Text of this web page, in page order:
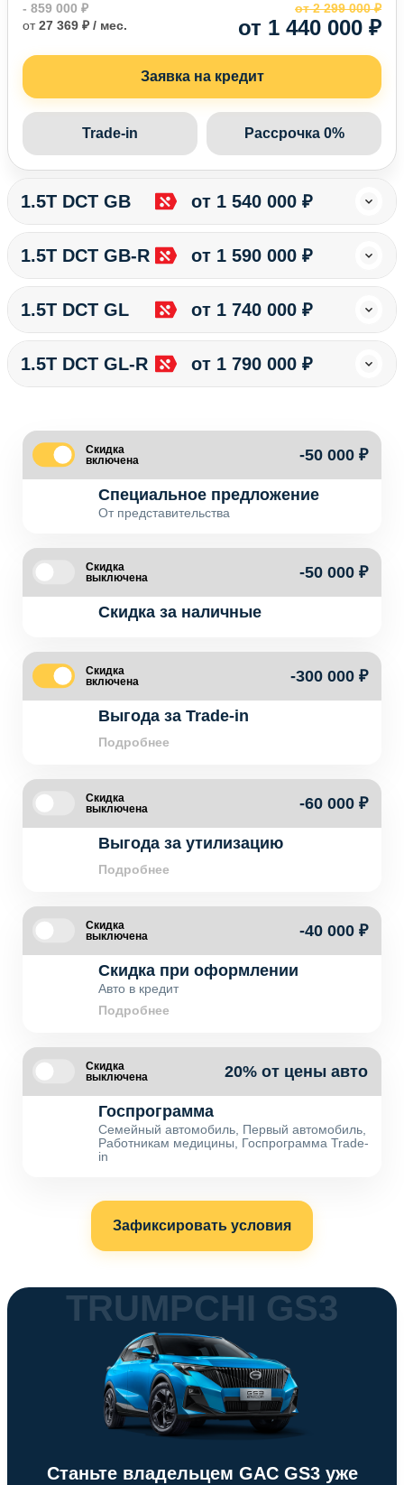
- 859 000 ₽
от27 369 ₽ / мес. от 1 440 000 ₽
от 2 299 000 ₽
Заявка на кредит
Trade-in Рассрочка 0%
1.5T DCT GB от 1 540 000 ₽
1.5T DCT GB-R от 1 590 000 ₽
1.5T DCT GL от 1 740 000 ₽
1.5T DCT GL-R от 1 790 000 ₽
Скидка
включена
-50 000 ₽
Специальное предложение
От представительства
Скидка
выключена
-50 000 ₽
Скидка за наличные
Скидка
включена
-300 000 ₽
Выгода за Trade-in
Подробнее
Скидка
выключена
-60 000 ₽
Выгода за утилизацию
Подробнее
Скидка
выключена
-40 000 ₽
Скидка при оформлении
Авто в кредит
Подробнее
Скидка
выключена
20% от цены авто
Госпрограмма
Семейный автомобиль, Первый автомобиль,
Работникам медицины, Госпрограмма Trade-
in
Зафиксировать условия
Станьте владельцем GAC GS3 уже
TRUMPCHI GS3